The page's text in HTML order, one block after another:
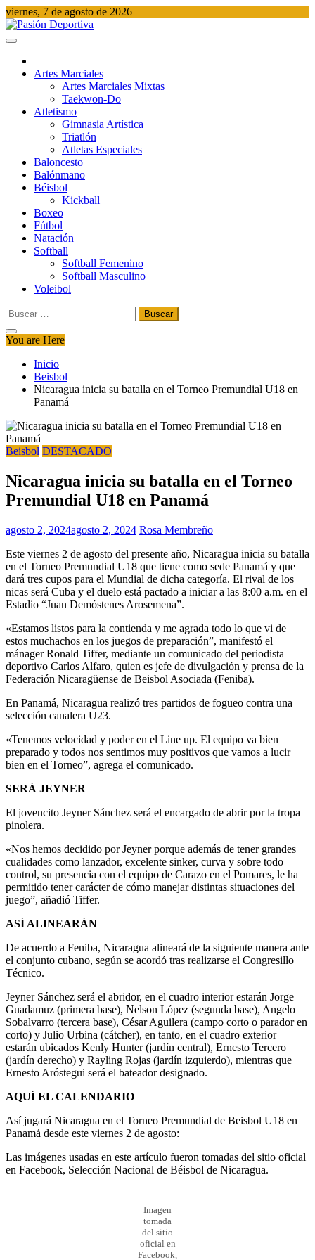
Saltar
al
contenido
viernes, 7 de agosto de 2026
Artes Marciales
Artes Marciales Mixtas
Taekwon-Do
Atletismo
Gimnasia Artística
Triatlón​
Atletas Especiales
Baloncesto
Balónmano
Béisbol
Kickball​
Boxeo
Fútbol
Natación​
Softball​
Softball​ Femenino
Softball​ Masculino
Voleibol​
Buscar:
You are Here
Inicio
Beisbol
Nicaragua inicia su batalla en el Torneo Premundial U18 en
Panamá
Beisbol DESTACADO
Nicaragua inicia su batalla en el Torneo
Premundial U18 en Panamá
agosto 2, 2024agosto 2, 2024 Rosa Membreño
Este viernes 2 de agosto del presente año, Nicaragua inicia su batalla
en el Torneo Premundial U18 que tiene como sede Panamá y que
dará tres cupos para el Mundial de dicha categoría. El rival de los
nicas será Cuba y el duelo está pactado a iniciar a las 8:00 a.m. en el
Estadio “Juan Demóstenes Arosemena”.
«Estamos listos para la contienda y me agrada todo lo que vi de
estos muchachos en los juegos de preparación”, manifestó el
mánager Ronald Tiffer, mediante un comunicado del periodista
deportivo Carlos Alfaro, quien es jefe de divulgación y prensa de la
Federación Nicaragüense de Beisbol Asociada (Feniba).
En Panamá, Nicaragua realizó tres partidos de fogueo contra una
selección canalera U23.
«Tenemos velocidad y poder en el Line up. El equipo va bien
preparado y todos nos sentimos muy positivos que vamos a lucir
bien en el Torneo”, agrega el comunicado.
SERÁ JEYNER
El jovencito Jeyner Sánchez será el encargado de abrir por la tropa
pinolera.
«Nos hemos decidido por Jeyner porque además de tener grandes
cualidades como lanzador, excelente sinker, curva y sobre todo
control, su presencia con el equipo de Carazo en el Pomares, le ha
permitido tener carácter de cómo manejar distintas situaciones del
juego”, añadió Tiffer.
ASÍ ALINEARÁN
De acuerdo a Feniba, Nicaragua alineará de la siguiente manera ante
el conjunto cubano, según se acordó tras realizarse el Congresillo
Técnico.
Jeyner Sánchez será el abridor, en el cuadro interior estarán Jorge
Guadamuz (primera base), Nelson López (segunda base), Angelo
Sobalvarro (tercera base), César Aguilera (campo corto o parador en
corto) y Julio Urbina (cátcher), en tanto, en el cuadro exterior
estarán ubicados Kenly Hunter (jardín central), Ernesto Tercero
(jardín derecho) y Rayling Rojas (jardín izquierdo), mientras que
Ernesto Aróstegui será el bateador designado.
AQUÍ EL CALENDARIO
Así jugará Nicaragua en el Torneo Premundial de Beisbol U18 en
Panamá desde este viernes 2 de agosto:
Las imágenes usadas en este artículo fueron tomadas del sitio oficial
en Facebook, Selección Nacional de Béisbol de Nicaragua.
Imagen
tomada
del sitio
oficial en
Facebook,